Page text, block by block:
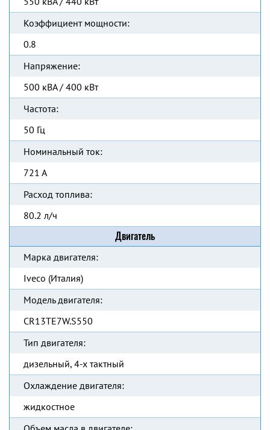
Коэффициент мощности:
0.8
Напряжение:
500 кВА / 400 кВт
Частота:
50 Гц
Номинальный ток:
721 А
Расход топлива:
80.2 л/ч
Двигатель
Марка двигателя:
Iveco (Италия)
Модель двигателя:
CR13TE7W.S550
Тип двигателя:
дизельный, 4-х тактный
Охлаждение двигателя:
жидкостное